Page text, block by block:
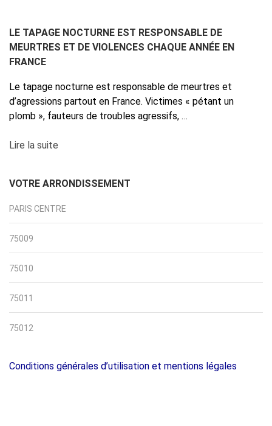
LE TAPAGE NOCTURNE EST RESPONSABLE DE
MEURTRES ET DE VIOLENCES CHAQUE ANNÉE EN
FRANCE
Le tapage nocturne est responsable de meurtres et
d’agressions partout en France. Victimes « pétant un
plomb », fauteurs de troubles agressifs, …
Lire la suite
VOTRE ARRONDISSEMENT
PARIS CENTRE
75009
75010
75011
75012
Conditions générales d’utilisation et mentions légales